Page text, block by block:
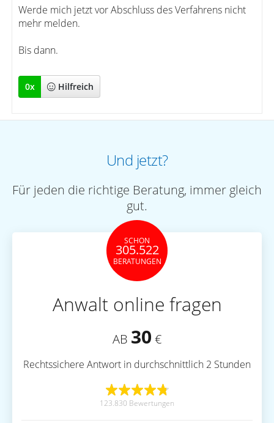
Werde mich jetzt vor Abschluss des Verfahrens nicht
mehr melden.
Bis dann.
0x Hilfreich
Und jetzt?
Für jeden die richtige Beratung, immer gleich
gut.
SCHON
305.522
BERATUNGEN
Anwalt online fragen
AB 30 €
Rechtssichere Antwort in durchschnittlich 2 Stunden
123.830 Bewertungen